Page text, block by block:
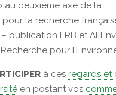
au deuxième axe de la
pour la recherche
publication FRB et
pour
à ces regards et
en postant vos